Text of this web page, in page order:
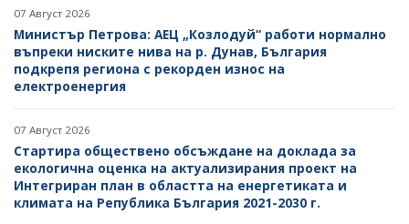
07 Август 2026
Министър Петрова: АЕЦ „Козлодуй“ работи нормално
въпреки ниските нива на р. Дунав, България
подкрепя региона с рекорден износ на
електроенергия
07 Август 2026
Стартира обществено обсъждане на доклада за
екологична оценка на актуализирания проект на
Интегриран план в областта на енергетиката и
климата на Република България 2021-2030 г.